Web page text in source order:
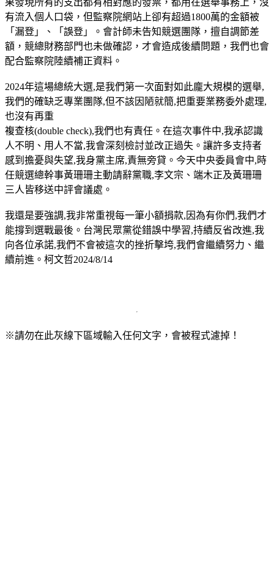
果發現所有的支出都有相對應的發票，都用在選舉事務上，沒
有流入個人口袋，但監察院網站上卻有超過1800萬的金額被
「漏登」、「誤登」。會計師未告知競選團隊，擅自調節差
額，競總財務部門也未做確認，才會造成後續問題，我們也會
配合監察院陸續補正資料。
2024年這場總統大選,是我們第一次面對如此龐大規模的選舉,
我們的確缺乏專業團隊,但不該因陋就簡,把重要業務委外處理,
也沒有再重
複查核(double check),我們也有責任。在這次事件中,我承認識
人不明、用人不當,我會深刻檢討並改正過失。讓許多支持者
感到擔憂與失望,我身黨主席,責無旁貸。今天中央委員會中,時
任競選總幹事黃珊珊主動請辭黨職,李文宗、端木正及黃珊珊
三人皆移送中評會議處。
我還是要強調,我非常重視每一筆小額捐款,因為有你們,我們才
能撐到選戰最後。台灣民眾黨從錯誤中學習,持續反省改進,我
向各位承諾,我們不會被這次的挫折擊垮,我們會繼續努力、繼
續前進。柯文哲2024/8/14
※請勿在此灰線下區域輸入任何文字，會被程式濾掉！